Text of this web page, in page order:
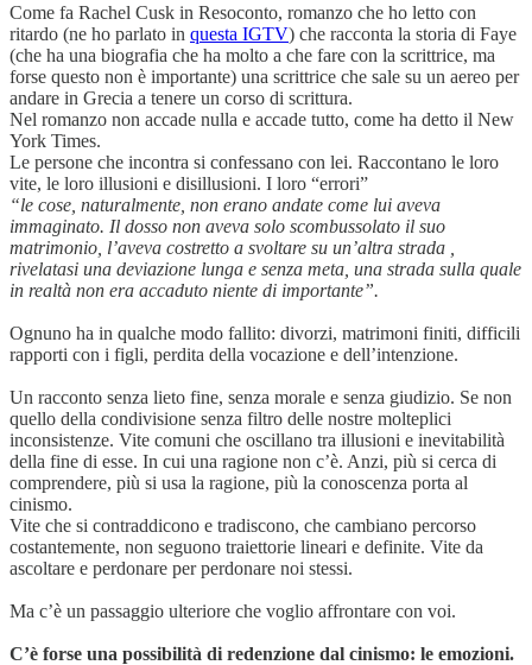
Come fa Rachel Cusk in Resoconto, romanzo che ho letto con
ritardo (ne ho parlato in questa IGTV) che racconta la storia di Faye
(che ha una biografia che ha molto a che fare con la scrittrice, ma
forse questo non è importante) una scrittrice che sale su un aereo per
andare in Grecia a tenere un corso di scrittura.
Nel romanzo non accade nulla e accade tutto, come ha detto il New
York Times.
Le persone che incontra si confessano con lei. Raccontano le loro
vite, le loro illusioni e disillusioni. I loro “errori”
“le cose, naturalmente, non erano andate come lui aveva
immaginato. Il dosso non aveva solo scombussolato il suo
matrimonio, l’aveva costretto a svoltare su un’altra strada ,
rivelatasi una deviazione lunga e senza meta, una strada sulla quale
in realtà non era accaduto niente di importante”.
Ognuno ha in qualche modo fallito: divorzi, matrimoni finiti, difficili
rapporti con i figli, perdita della vocazione e dell’intenzione.
Un racconto senza lieto fine, senza morale e senza giudizio. Se non
quello della condivisione senza filtro delle nostre molteplici
inconsistenze. Vite comuni che oscillano tra illusioni e inevitabilità
della fine di esse. In cui una ragione non c’è. Anzi, più si cerca di
comprendere, più si usa la ragione, più la conoscenza porta al
cinismo.
Vite che si contraddicono e tradiscono, che cambiano percorso
costantemente, non seguono traiettorie lineari e definite. Vite da
ascoltare e perdonare per perdonare noi stessi.
Ma c’è un passaggio ulteriore che voglio affrontare con voi.
C’è forse una possibilità di redenzione dal cinismo: le emozioni.